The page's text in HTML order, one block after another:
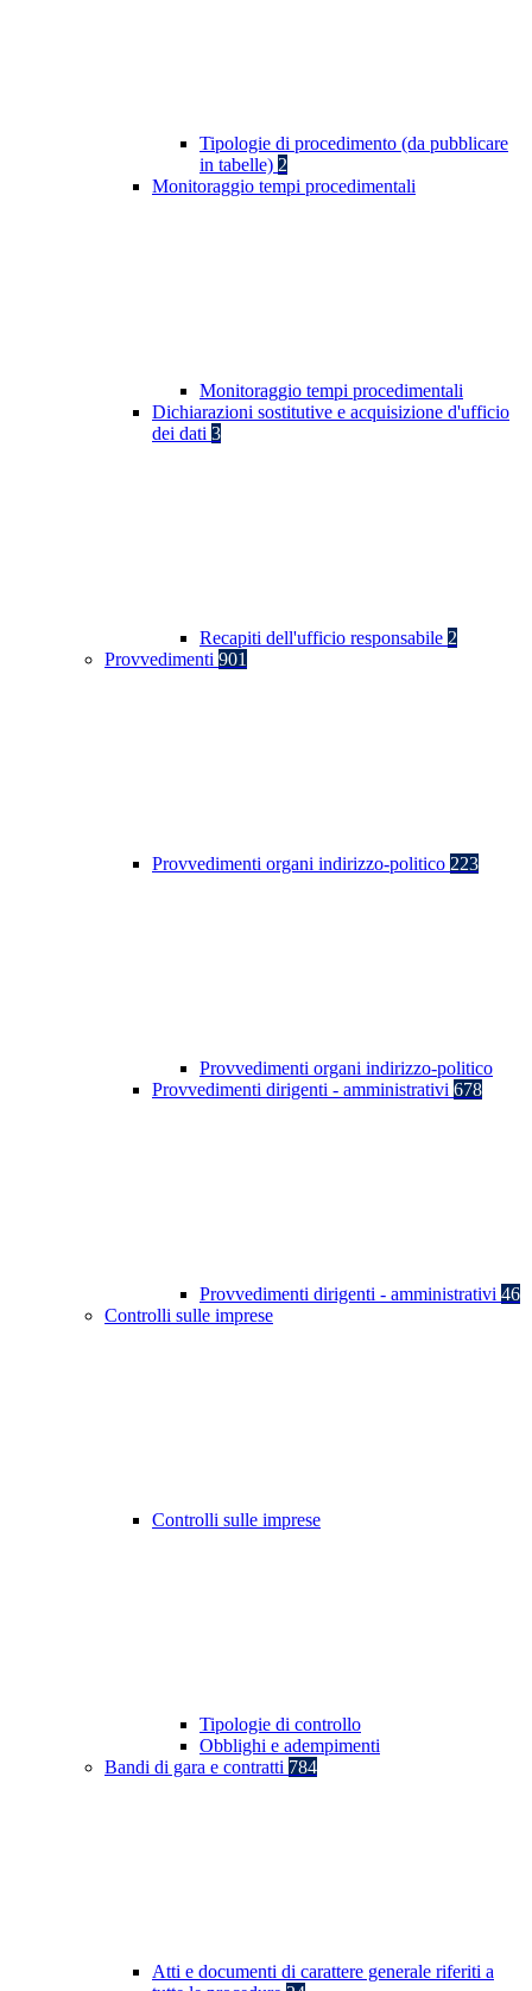
Tipologie di procedimento (da pubblicare
in tabelle) 2
Monitoraggio tempi procedimentali
Monitoraggio tempi procedimentali
Dichiarazioni sostitutive e acquisizione d'ufficio
dei dati 3
Recapiti dell'ufficio responsabile 2
Provvedimenti 901
Provvedimenti organi indirizzo-politico 223
Provvedimenti organi indirizzo-politico
Provvedimenti dirigenti - amministrativi 678
Provvedimenti dirigenti - amministrativi 46
Controlli sulle imprese
Controlli sulle imprese
Tipologie di controllo
Obblighi e adempimenti
Bandi di gara e contratti 784
Atti e documenti di carattere generale riferiti a